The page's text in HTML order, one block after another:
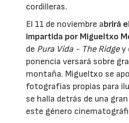
cordilleras.
El 11 de noviembre abrirá
impartida por Migueltxo
de Pura Vida - The Ridgey
ponencia versará sobre
montaña. Migueltxo se
fotografías propias para
se halla detrás de una
este género